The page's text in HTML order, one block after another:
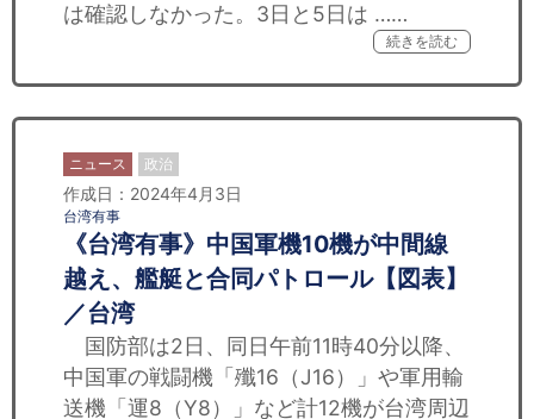
は確認しなかった。3日と5日は ……
続きを読む
ニュース 政治
作成日：2024年4月3日
台湾有事
《台湾有事》中国軍機10機が中間線
越え、艦艇と合同パトロール【図表】
／台湾
国防部は2日、同日午前11時40分以降、
中国軍の戦闘機「殲16（J16）」や軍用輸
送機「運8（Y8）」など計12機が台湾周辺